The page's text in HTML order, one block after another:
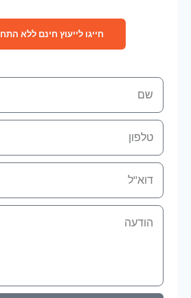
חייגו לייעוץ חינם ללא התחייבות
טלפון
אימייל
הודעה